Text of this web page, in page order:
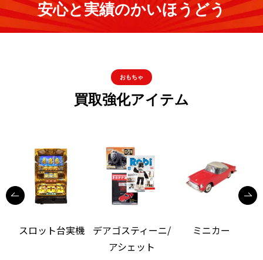
安心と実績のかいほうどう
おもちゃ
買取強化アイテム
スロット台実機
デアゴスティーニ/
アシェット
ミニカー